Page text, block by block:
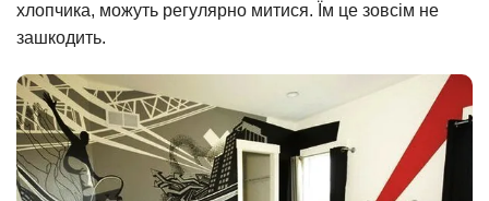
хлопчика, можуть регулярно митися. Їм це зовсім не
зашкодить.